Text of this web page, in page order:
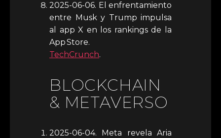
2025-06-06. El enfrentamiento
entre Musk y Trump impulsa
al app X en los rankings de la
App Store.
TechCrunch.
BLOCKCHAIN
& METAVERSO
2025-06-04. Meta revela Aria